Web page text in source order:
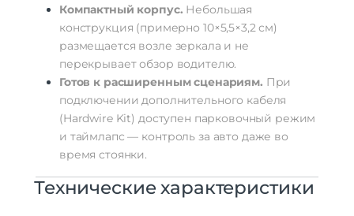
Компактный корпус. Небольшая
конструкция (примерно 10×5,5×3,2см)
размещается возле зеркала и не
перекрываетобзор водителю.
Готов к расширеннымсценариям. При
подключении дополнительного кабеля
(HardwireKit) доступен парковочный режим
и таймлапс — контроль за авто даже во
время стоянки.
Технические характеристики